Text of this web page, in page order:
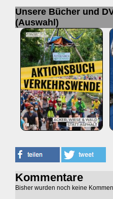
Unsere Bücher und
(Auswahl)
Kommentare
Bisher wurden noch keine